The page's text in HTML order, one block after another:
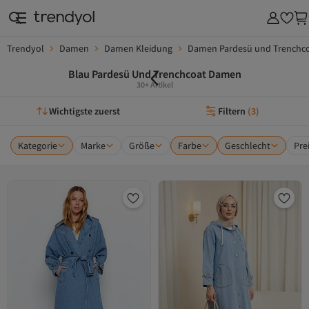
Trendyol Damen Damen Kleidung Damen Pardesü und
Blau Pardesü Und Trenchcoat Damen
30+ Artikel
Wichtigste zuerst Filtern (3)
Kategorie Marke Größe Farbe Geschlecht